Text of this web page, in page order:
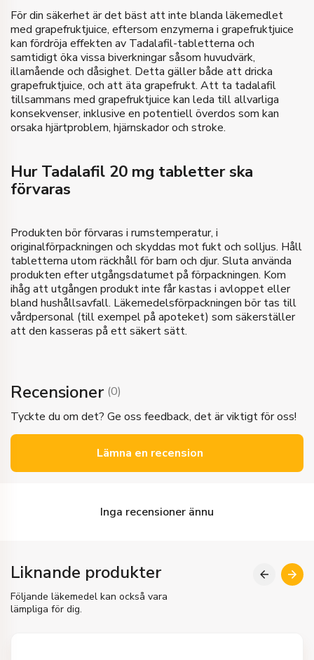
För din säkerhet är det bäst att inte blanda läkemedlet
med grapefruktjuice, eftersom enzymerna i grapefruktjuice
kan fördröja effekten av Tadalafil-tabletterna och
samtidigt öka vissa biverkningar såsom huvudvärk,
illamående och dåsighet. Detta gäller både att dricka
grapefruktjuice, och att äta grapefrukt. Att ta tadalafil
tillsammans med grapefruktjuice kan leda till allvarliga
konsekvenser, inklusive en potentiell överdos som kan
orsaka hjärtproblem, hjärnskador och stroke.
Hur Tadalafil 20 mg tabletter ska
förvaras
Produkten bör förvaras i rumstemperatur, i
originalförpackningen och skyddas mot fukt och solljus. Håll
tabletterna utom räckhåll för barn och djur. Sluta använda
produkten efter utgångsdatumet på förpackningen. Kom
ihåg att utgången produkt inte får kastas i avloppet eller
bland hushållsavfall. Läkemedelsförpackningen bör tas till
vårdpersonal (till exempel på apoteket) som säkerställer
att den kasseras på ett säkert sätt.
Recensioner (0)
Tyckte du om det? Ge oss feedback, det är viktigt för oss!
Lämna en recension
Inga recensioner ännu
Liknande produkter
Följande läkemedel kan också vara
lämpliga för dig.